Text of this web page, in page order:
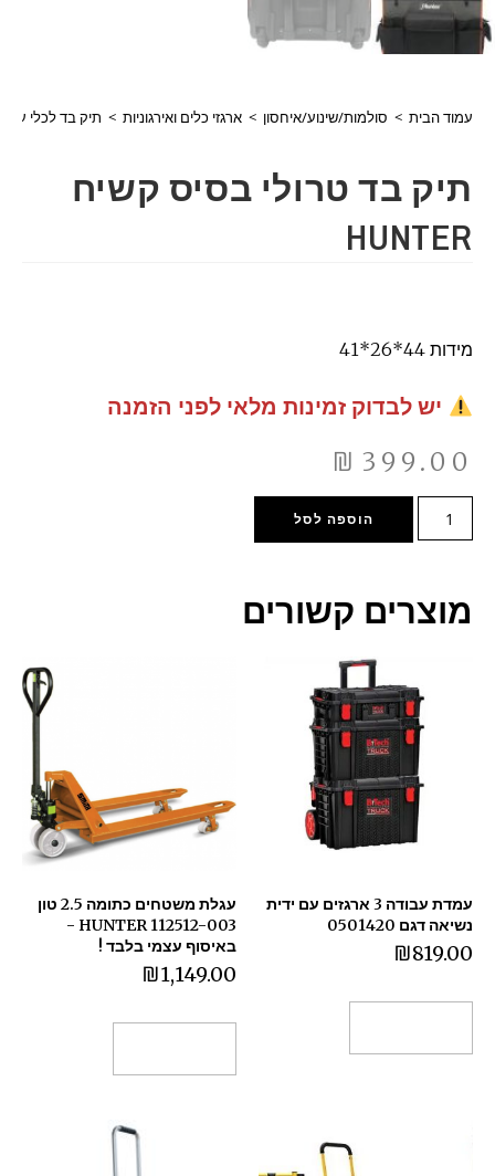
עמוד הבית > סולמות/שינוע/איחסון > ארגזי כלים ואירגוניות > תיק בד לכלי
תיק בד טרולי בסיס קשיח
HUNTER
מידות 44*26*41
יש לבדוק זמינות מלאי לפני הזמנה
₪ 399.00
הוספה לסל
מוצרים קשורים
עמדת עבודה 3 ארגזים עם ידית
נשיאה דגם 0501420
₪819.00
עגלת משטחים כתומה 2.5 טון
HUNTER 112512-003 -
באיסוף עצמי בלבד !
₪1,149.00